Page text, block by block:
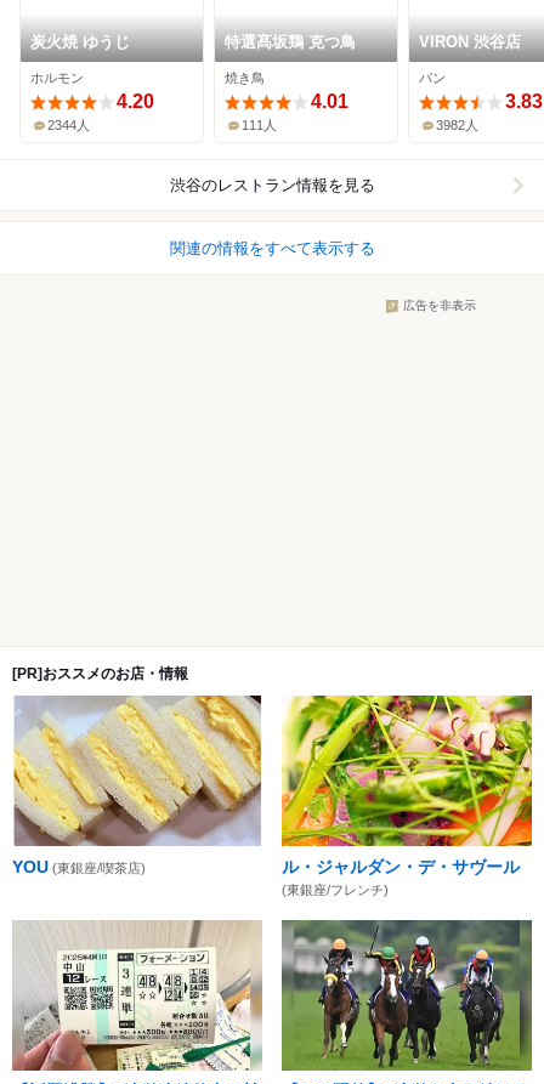
炭火焼 ゆうじ
ホルモン
4.20
2344人
特選髙坂鶏 克つ鳥
焼き鳥
4.01
111人
VIRON 渋谷店
パン
3.83
3982人
渋谷のレストラン情報を見る
関連の情報をすべて表示する
広告を非表示
[PR]おススメのお店・情報
YOU (東銀座/喫茶店) ル・ジャルダン・デ・サヴール
(東銀座/フレンチ)